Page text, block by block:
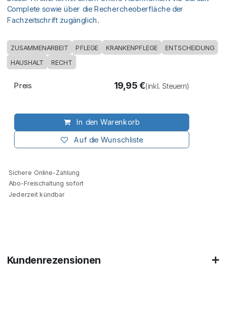
Complete sowie über die Rechercheoberfläche der
Fachzeitschrift zugänglich.
ZUSAMMENARBEIT PFLEGE KRANKENPFLEGE
ENTSCHEIDUNG
HAUSHALT
RECHT
In den Warenkorb
Auf die Wunschliste
Preis 19,95€(inkl. Steuern)
Sichere Online-Zahlung
Abo-Freischaltung sofort
Jederzeit kündbar
Kundenrezensionen